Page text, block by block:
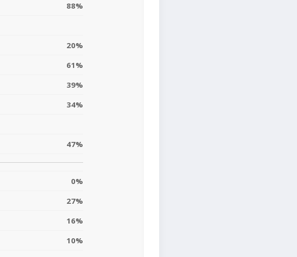
88%
20%
61%
39%
34%
47%
0%
27%
16%
10%